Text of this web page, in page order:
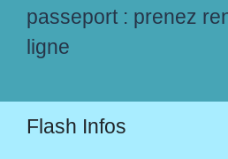
passeport : prenez
ligne
Flash Infos